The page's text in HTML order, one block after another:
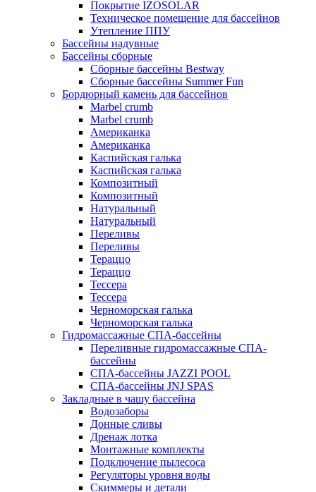
Покрытие IZOSOLAR
Техническое помещение для бассейнов
Утепление ППУ
Бассейны надувные
Бассейны сборные
Сборные бассейны Bestway
Сборные бассейны Summer Fun
Бордюрный камень для бассейнов
Marbel crumb
Marbel crumb
Американка
Американка
Каспийская галька
Каспийская галька
Композитный
Композитный
Натуральный
Натуральный
Переливы
Переливы
Тераццо
Тераццо
Тессера
Тессера
Черноморская галька
Черноморская галька
Гидромассажные СПА-бассейны
Переливные гидромассажные СПА-
бассейны
СПА-бассейны JAZZI POOL
СПА-бассейны JNJ SPAS
Закладные в чашу бассейна
Водозаборы
Донные сливы
Дренаж лотка
Монтажные комплекты
Подключение пылесоса
Регуляторы уровня воды
Скиммеры и детали